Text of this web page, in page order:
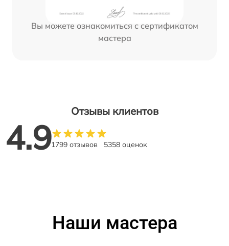
Вы можете ознакомиться с сертификатом
мастера
Отзывы клиентов
4.91799 отзывов 5358 оценок
Наши мастера